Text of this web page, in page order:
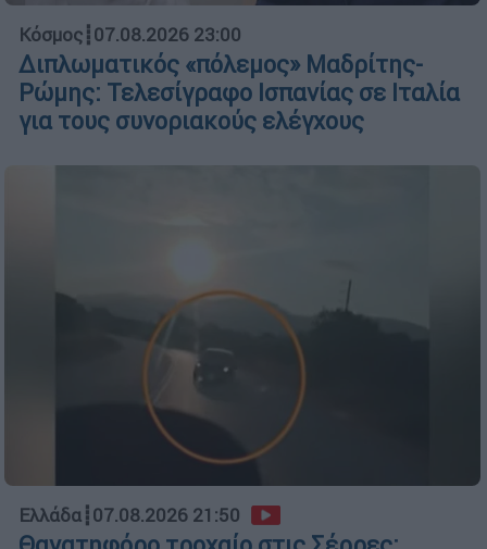
Κόσμος┋07.08.2026 23:00
Διπλωματικός «πόλεμος» Μαδρίτης-
Ρώμης: Τελεσίγραφο Ισπανίας σε Ιταλία
για τους συνοριακούς ελέγχους
Ελλάδα┋07.08.2026 21:50